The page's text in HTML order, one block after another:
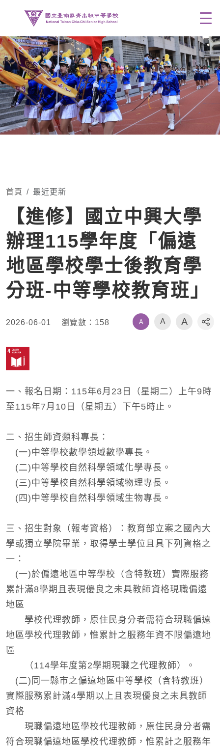
首頁 最近更新
【進修】國立中興大學
辦理115學年度「偏遠
地區學校學士後教育學
分班-中等學校教育班」
2026-06-01 瀏覽數： 158 A A A
社
一、報名日期：115年6月23日（星期二）上午9時
至115年7月10日（星期五）下午5時止。
二、招生師資類科專長：
(一)中等學校數學領域數學專長。
(二)中等學校自然科學領域化學專長。
(三)中等學校自然科學領域物理專長。
(四)中等學校自然科學領域生物專長。
三、招生對象（報考資格）：教育部立案之國內大
學或獨立學院畢業，取得學士學位且具下列資格之
一：
(一)於偏遠地區中等學校（含特教班）實際服務
累計滿8學期且表現優良之未具教師資格現職偏遠
地區
學校代理教師，原住民身分者需符合現職偏遠
地區學校代理教師，惟累計之服務年資不限偏遠地
區
（114學年度第2學期現職之代理教師）。
(二)同一縣市之偏遠地區中等學校（含特教班）
實際服務累計滿4學期以上且表現優良之未具教師
資格
現職偏遠地區學校代理教師，原住民身分者需
符合現職偏遠地區學校代理教師，惟累計之服務年